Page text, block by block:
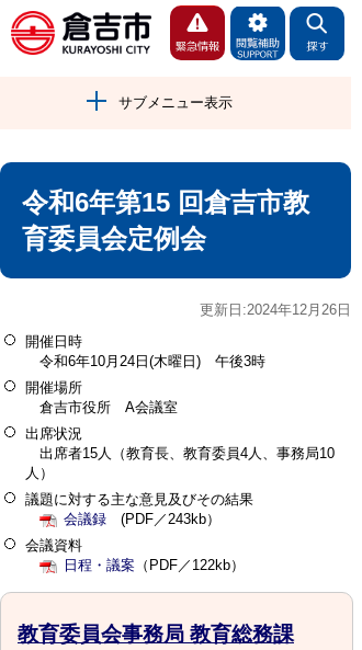
サブメニュー表示
令和6年第15 回倉吉市教
育委員会定例会
更新日:2024年12月26日
開催日時
令和6年10月24日(木曜日) 午後3時
開催場所
倉吉市役所 A会議室
出席状況
出席者15人（教育長、教育委員4人、事務局10
人）
議題に対する主な意見及びその結果
会議録 (PDF／243kb）
会議資料
日程・議案 （PDF／122kb）
教育委員会事務局 教育総務課